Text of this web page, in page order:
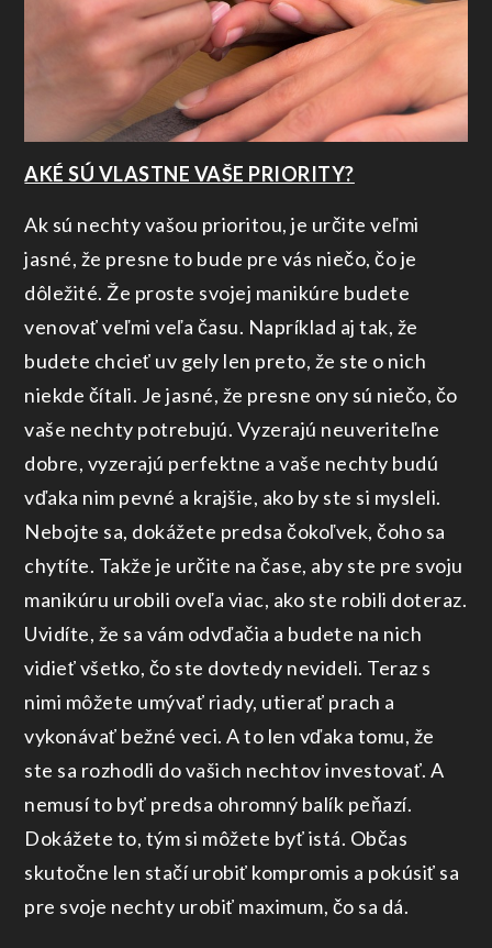
AKÉ SÚ VLASTNE VAŠE PRIORITY?
Ak sú nechty vašou prioritou, je určite veľmi
jasné, že presne to bude pre vás niečo, čo je
dôležité. Že proste svojej manikúre budete
venovať veľmi veľa času. Napríklad aj tak, že
budete chcieť uv gely len preto, že ste o nich
niekde čítali. Je jasné, že presne ony sú niečo, čo
vaše nechty potrebujú. Vyzerajú neuveriteľne
dobre, vyzerajú perfektne a vaše nechty budú
vďaka nim pevné a krajšie, ako by ste si mysleli.
Nebojte sa, dokážete predsa čokoľvek, čoho sa
chytíte. Takže je určite na čase, aby ste pre svoju
manikúru urobili oveľa viac, ako ste robili doteraz.
Uvidíte, že sa vám odvďačia a budete na nich
vidieť všetko, čo ste dovtedy nevideli. Teraz s
nimi môžete umývať riady, utierať prach a
vykonávať bežné veci. A to len vďaka tomu, že
ste sa rozhodli do vašich nechtov investovať. A
nemusí to byť predsa ohromný balík peňazí.
Dokážete to, tým si môžete byť istá. Občas
skutočne len stačí urobiť kompromis a pokúsiť sa
pre svoje nechty urobiť maximum, čo sa dá.